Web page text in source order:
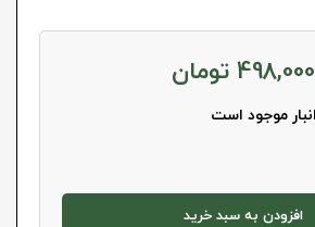
498,000 تومان
افزودن به سبد خرید